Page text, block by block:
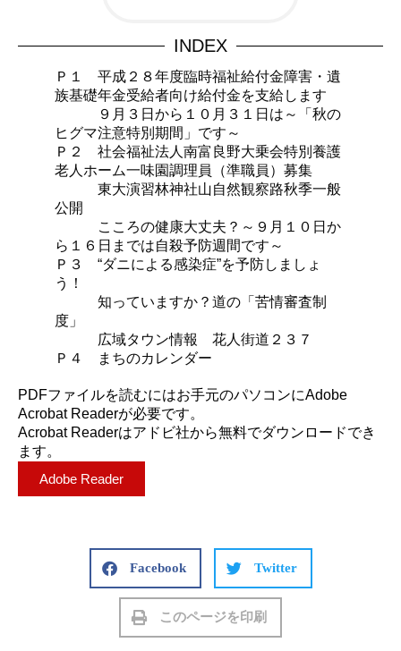
INDEX
Ｐ１ 平成２８年度臨時福祉給付金障害・遺
族基礎年金受給者向け給付金を支給します
９月３日から１０月３１日は～「秋の
ヒグマ注意特別期間」です～
Ｐ２ 社会福祉法人南富良野大乗会特別養護
老人ホーム一味園調理員（準職員）募集
東大演習林神社山自然観察路秋季一般
公開
こころの健康大丈夫？～９月１０日か
ら１６日までは自殺予防週間です～
Ｐ３ “ダニによる感染症”を予防しましょ
う！
知っていますか？道の「苦情審査制
度」
広域タウン情報 花人街道２３７
Ｐ４ まちのカレンダー
PDFファイルを読むにはお手元のパソコンにAdobe
Acrobat Readerが必要です。
Acrobat Readerはアドビ社から無料でダウンロードでき
ます。
Adobe Reader
Facebook Twitter
このページを印刷